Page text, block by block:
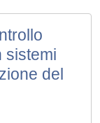
sistemi
del